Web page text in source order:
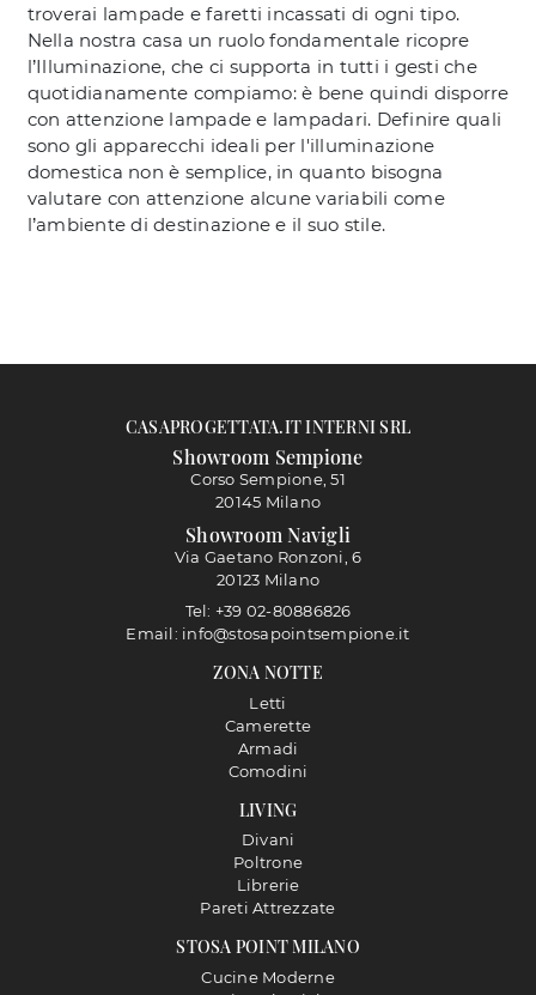
troverai lampade e faretti incassati di ogni tipo.
Nella nostra casa un ruolo fondamentale ricopre
l’Illuminazione, che ci supporta in tutti i gesti che
quotidianamente compiamo: è bene quindi disporre
con attenzione lampade e lampadari. Definire quali
sono gli apparecchi ideali per l'illuminazione
domestica non è semplice, in quanto bisogna
valutare con attenzione alcune variabili come
l’ambiente di destinazione e il suo stile.
STOSA POINT MILANO
Cucine Moderne
LIVING
Divani
Poltrone
Librerie
Pareti Attrezzate
ZONA NOTTE
Letti
Camerette
Armadi
Comodini
CASAPROGETTATA.IT INTERNI SRL
Showroom Sempione
Corso Sempione, 51
20145 Milano
Showroom Navigli
Via Gaetano Ronzoni, 6
20123 Milano
Tel: +39 02-80886826
Email: info@stosapointsempione.it